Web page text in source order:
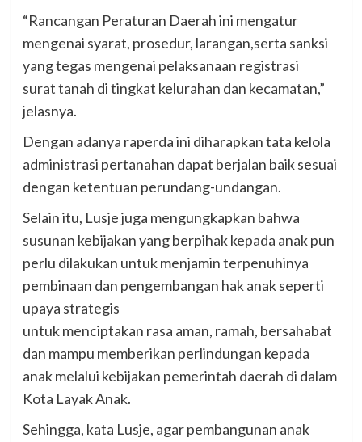
“Rancangan Peraturan Daerah ini mengatur
mengenai syarat, prosedur, larangan,serta sanksi
yang tegas mengenai pelaksanaan registrasi
surat tanah di tingkat kelurahan dan kecamatan,”
jelasnya.
Dengan adanya raperda ini diharapkan tata kelola
administrasi pertanahan dapat berjalan baik sesuai
dengan ketentuan perundang-undangan.
Selain itu, Lusje juga mengungkapkan bahwa
susunan kebijakan yang berpihak kepada anak pun
perlu dilakukan untuk menjamin terpenuhinya
pembinaan dan pengembangan hak anak seperti
upaya strategis
untuk menciptakan rasa aman, ramah, bersahabat
dan mampu memberikan perlindungan kepada
anak melalui kebijakan pemerintah daerah di dalam
Kota Layak Anak.
Sehingga, kata Lusje, agar pembangunan anak